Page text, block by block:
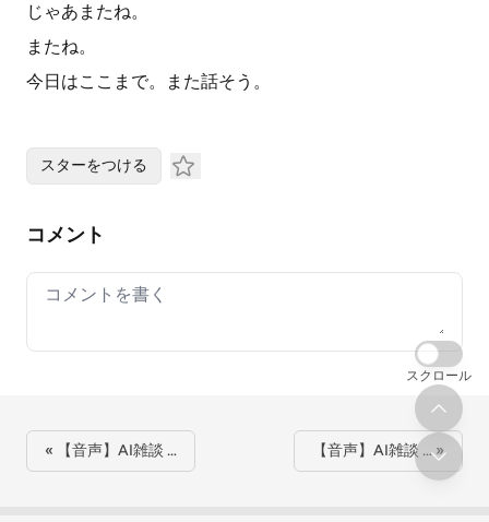
じゃあまたね。
またね。
今日はここまで。また話そう。
スターをつける
コメント
Your comment
« 【音声】AI雑談 … 【音声】AI雑談 … »
スクロール